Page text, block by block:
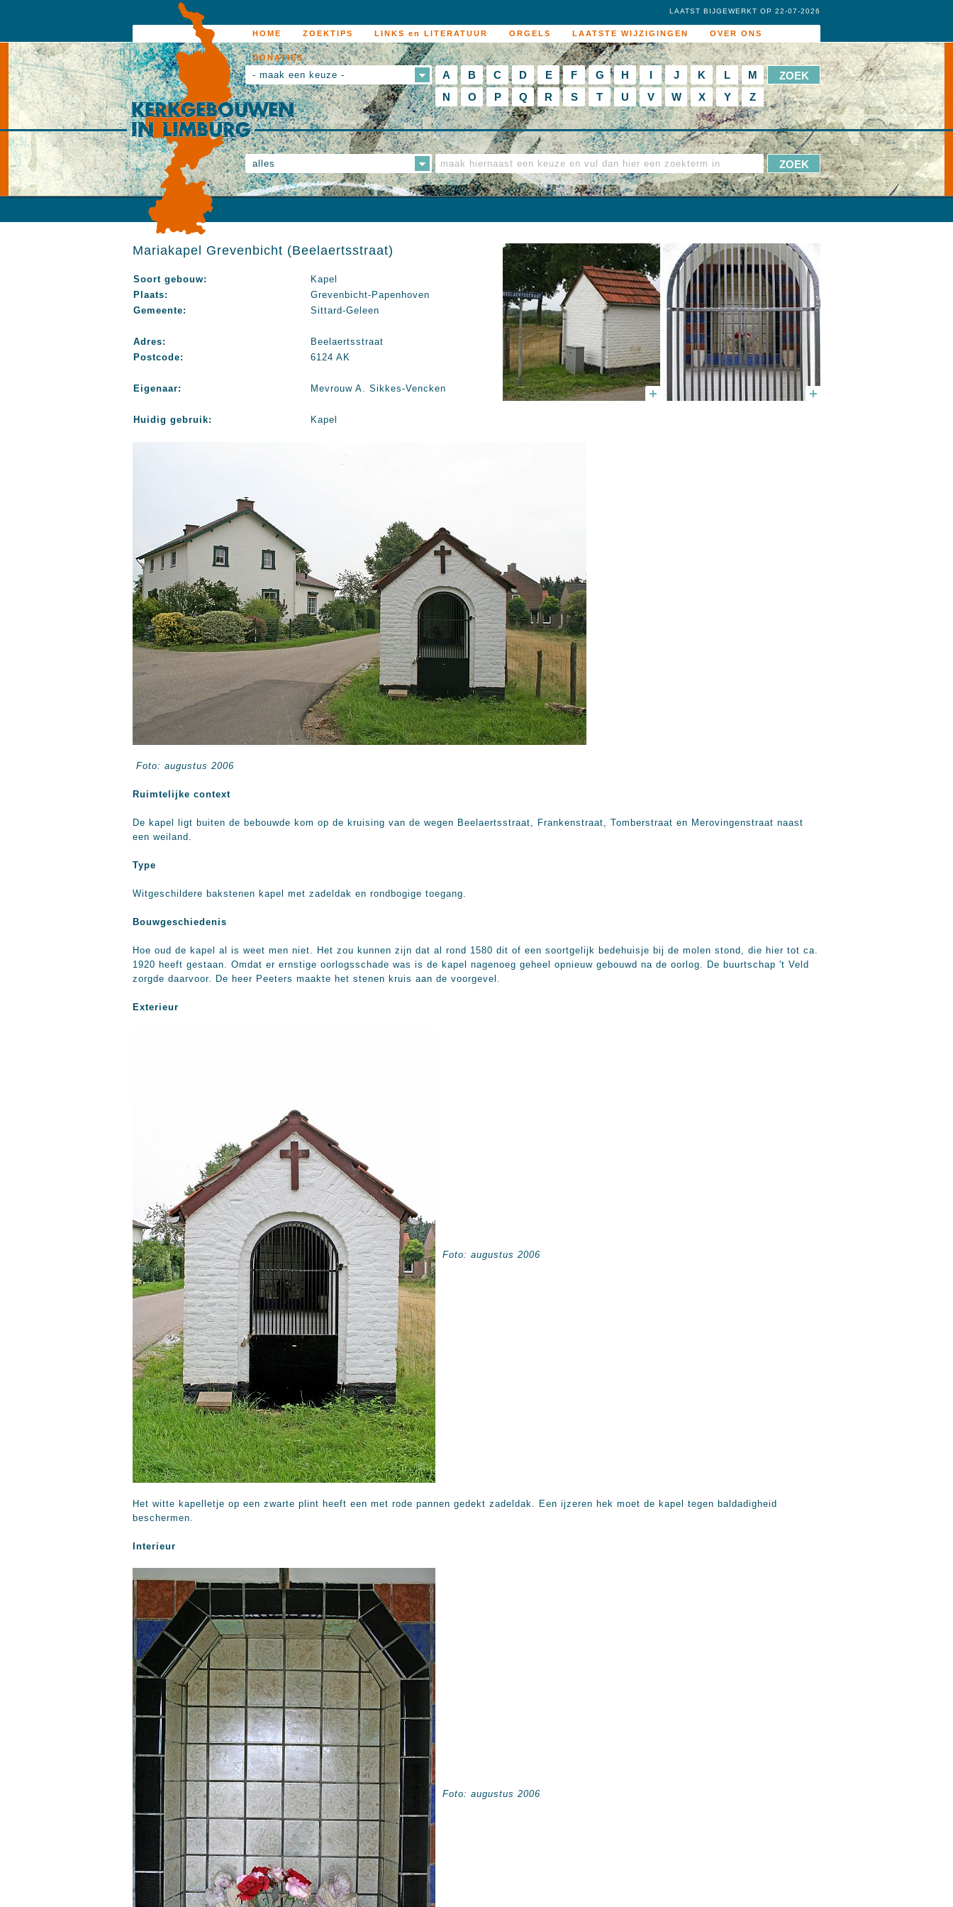
HOME ZOEKTIPS LINKS en LITERATUUR ORGELS LAATSTE WIJZIGINGEN OVER ONS
DONATIES
LAATST BIJGEWERKT OP 22-07-2026
- maak een keuze - A B C D E F G H I J K L
M
N
O P Q R S T U V W X Y Z
alles
Mariakapel Grevenbicht (Beelaertsstraat)
Soort gebouw:
Kapel
Plaats:
Grevenbicht-Papenhoven
Gemeente:
Sittard-Geleen
Adres:
Beelaertsstraat
Postcode:
6124 AK
Eigenaar: Mevrouw A. Sikkes-Vencken
Huidig gebruik: Kapel
Foto: augustus 2006
Ruimtelijke context
De kapel ligt buiten de bebouwde kom op de kruising van de wegen Beelaertsstraat, Frankenstraat, Tomberstraat en Merovingenstraat naast
een weiland.
Type
Witgeschildere bakstenen kapel met zadeldak en rondbogige toegang.
Bouwgeschiedenis
Hoe oud de kapel al is weet men niet. Het zou kunnen zijn dat al rond 1580 dit of een soortgelijk bedehuisje bij de molen stond, die hier tot ca.
1920 heeft gestaan. Omdat er ernstige oorlogsschade was is de kapel nagenoeg geheel opnieuw gebouwd na de oorlog. De buurtschap 't Veld
zorgde daarvoor. De heer Peeters maakte het stenen kruis aan de voorgevel.
Exterieur
Foto: augustus 2006
Het witte kapelletje op een zwarte plint heeft een met rode pannen gedekt zadeldak. Een ijzeren hek moet de kapel tegen baldadigheid
beschermen.
Interieur
Foto: augustus 2006